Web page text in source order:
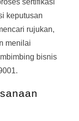
sertifikasi
keputusan
rujukan,
menilai
bisnis